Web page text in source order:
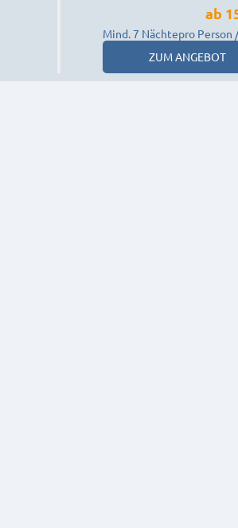
Mind. 7 Nächte
ab
pro Person
ZUM ANGEBOT